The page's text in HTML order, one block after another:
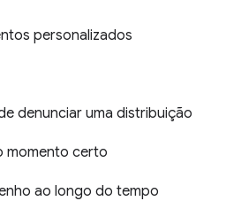
personalizados
denunciar uma distribuição
momento certo
ao longo do tempo